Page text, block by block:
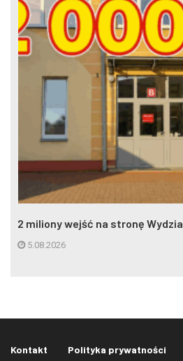
2 miliony wejść na stronę
5.08.2026
Kontakt Polityka prywatności